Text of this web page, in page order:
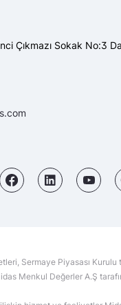
Çıkmazı Sokak No:3
Sermaye Piyasası Kurulu
Menkul Değerler A.Ş